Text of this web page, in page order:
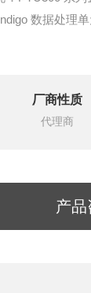
数据处理
厂商性质
代理商
产品